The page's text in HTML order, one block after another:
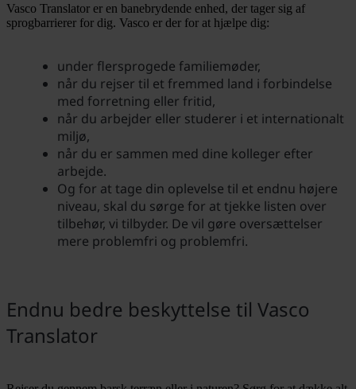
Vasco Translator er en banebrydende enhed, der tager sig af
sprogbarrierer for dig. Vasco er der for at hjælpe dig:
under flersprogede familiemøder,
når du rejser til et fremmed land i forbindelse
med forretning eller fritid,
når du arbejder eller studerer i et internationalt
miljø,
når du er sammen med dine kolleger efter
arbejde.
Og for at tage din oplevelse til et endnu højere
niveau, skal du sørge for at tjekke listen over
tilbehør, vi tilbyder. De vil gøre oversættelser
mere problemfri og problemfri.
Endnu bedre beskyttelse til Vasco
Translator